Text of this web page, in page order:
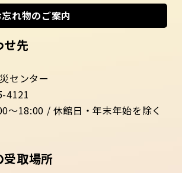
れ物のご案内
せ先
センター
4121
～18:00 / 休館日・年末年始を除く
受取場所